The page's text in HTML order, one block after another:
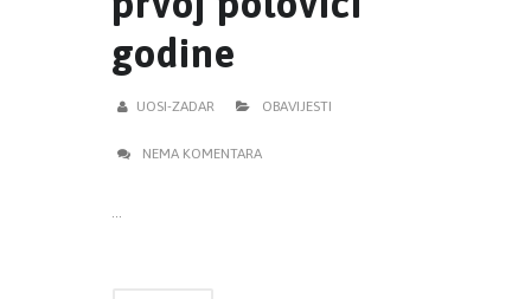
godine
UOSI-ZADAR OBAVIJESTI
NEMA KOMENTARA